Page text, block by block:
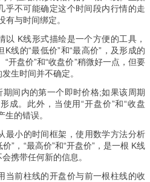
乎不可能确定这个时间段内行情的走
有与时间绑定。
K线形式描绘是一个方便的工具，
线的“最低价”和“最高价”，及形成的
开盘价”和“收盘价”稍微好一点，但要
生时间并不确定。
期间内的第一个即时价格;如果该周期
成。此外，当使用“开盘价”和“收盘
的错误。
最小的时间框架，使用数学方法分析
”，“最高价”和“开盘价”，是一根 K线
携带任何新的信息。
当前柱线的开盘价与前一根柱线的收